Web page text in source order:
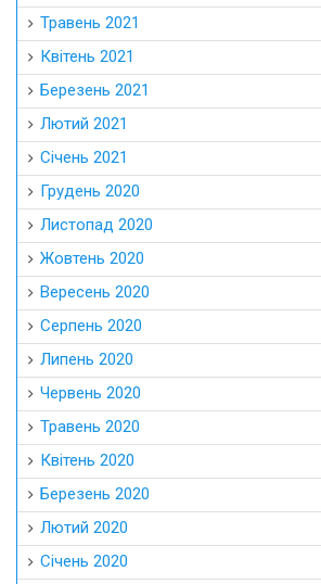
Травень 2021
Квітень 2021
Березень 2021
Лютий 2021
Січень 2021
Грудень 2020
Листопад 2020
Жовтень 2020
Вересень 2020
Серпень 2020
Липень 2020
Червень 2020
Травень 2020
Квітень 2020
Березень 2020
Лютий 2020
Січень 2020